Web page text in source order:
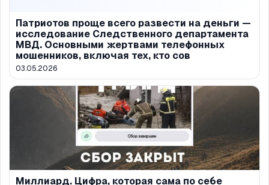
Патриотов проще всего развести на деньги —
исследование Следственного департамента
МВД. Основными жертвами телефонных
мошенников, включая тех, кто сов
03.05.2026
Миллиард. Цифра, которая сама по себе